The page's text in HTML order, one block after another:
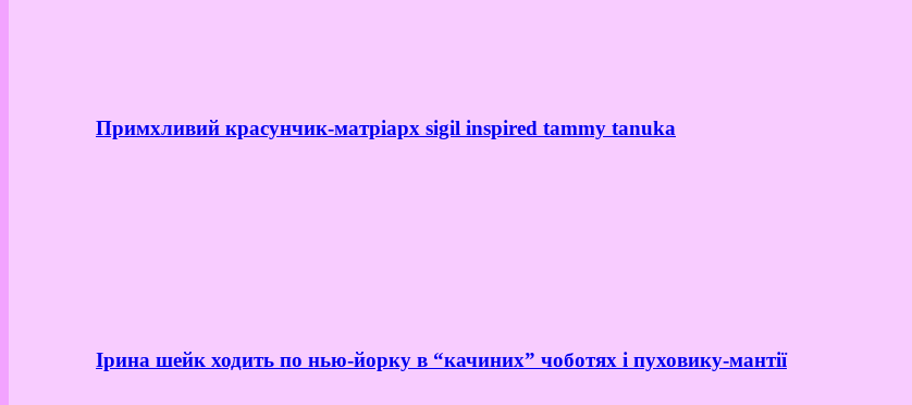
Примхливий красунчик-матріарх sigil inspired tammy tanuka
Ірина шейк ходить по нью-йорку в “качиних” чоботях і пуховику-мантії